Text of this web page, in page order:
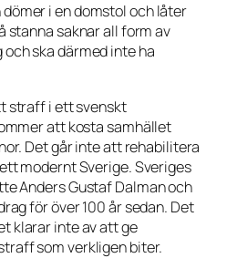
i en domstol och låter
stanna saknar all form av
ska därmed inte ha
straff i ett svenskt
att kosta samhället
Det går inte att rehabilitera
modernt Sverige. Sveriges
Anders Gustaf Dalman och
för över 100 år sedan. Det
klarar inte av att ge
som verkligen biter.